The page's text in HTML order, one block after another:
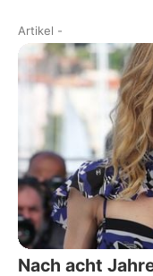
Artikel -
Nach acht